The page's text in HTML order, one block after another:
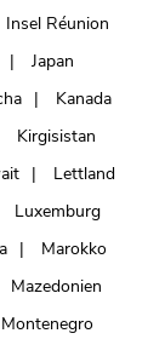
Insel Réunion
Japan
Kanada
Kirgisistan
Lettland
Luxemburg
Marokko
Mazedonien
Montenegro